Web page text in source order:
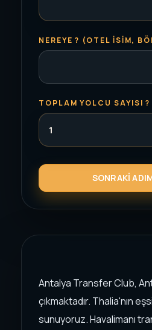
NEREYE ? (OTEL ISIM,
TOPLAM YOLCU SAYISI ?
Antalya Transfer Club,
çıkmaktadır. Thalia'nın
sunuyoruz. Havalimanı